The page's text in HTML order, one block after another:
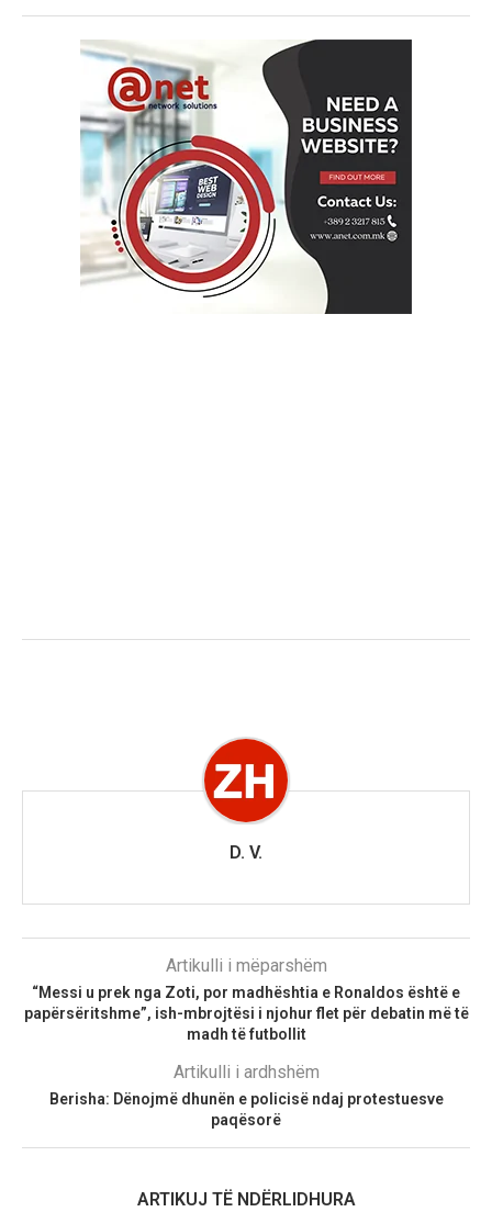
D. V.
Artikulli i mëparshëm
“Messi u prek nga Zoti, por madhështia e Ronaldos është e
papërsëritshme”, ish-mbrojtësi i njohur flet për debatin më të
madh të futbollit
Artikulli i ardhshëm
Berisha: Dënojmë dhunën e policisë ndaj protestuesve
paqësorë
ARTIKUJ TË NDËRLIDHURA